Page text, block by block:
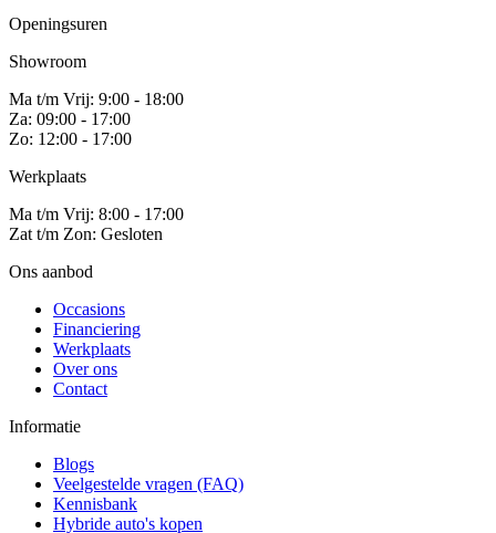
Openingsuren
Showroom
Ma t/m Vrij: 9:00 - 18:00
Za: 09:00 - 17:00
Zo: 12:00 - 17:00
Werkplaats
Ma t/m Vrij: 8:00 - 17:00
Zat t/m Zon: Gesloten
Ons aanbod
Occasions
Financiering
Werkplaats
Over ons
Contact
Informatie
Blogs
Veelgestelde vragen (FAQ)
Kennisbank
Hybride auto's kopen